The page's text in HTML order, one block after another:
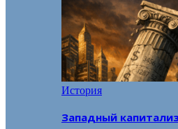
История
Западный